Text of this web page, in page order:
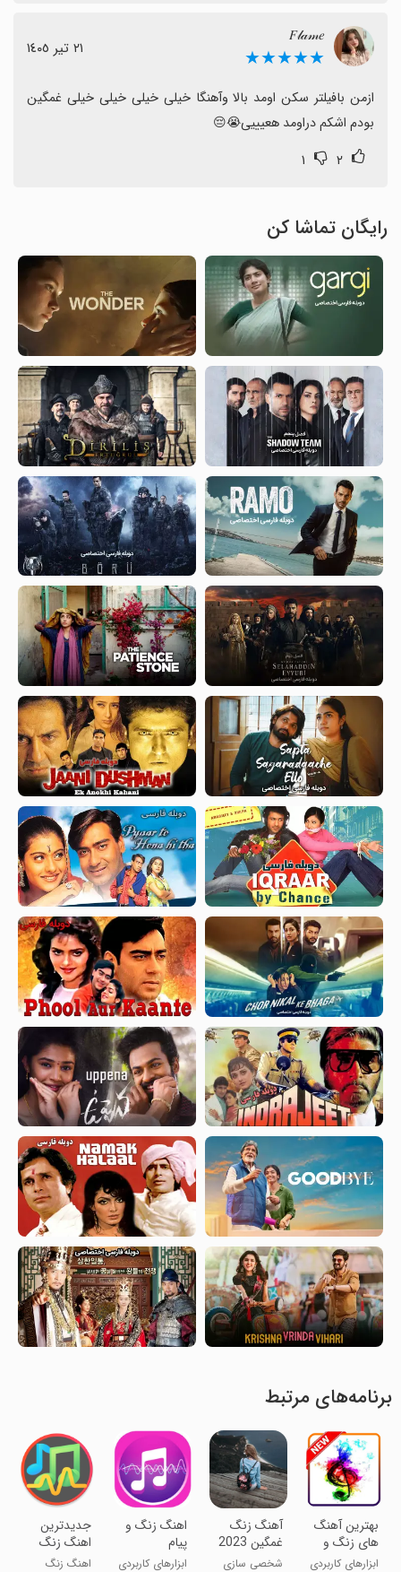
𝐹𝓁𝒶𝓂𝑒
★★★★★ ٢١ تیر ١٤٠٥
بودم اشکم دراومد هعیییی😭😔
۲ ۱
رایگان تماشا کن
برنامه‌های مرتبط
بهترین آهنگ
های زنگ و
پیام
ابزارهای کاربردی
آهنگ زنگ
غمگین 2023
شخصی سازی
اهنگ زنگ و
پیام
ابزارهای کاربردی
جدیدترین
اهنگ زنگ
موبایل
اهنگ زنگ